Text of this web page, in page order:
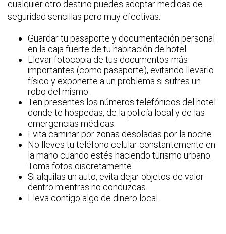
cualquier otro destino puedes adoptar medidas de
seguridad sencillas pero muy efectivas:
Guardar tu pasaporte y documentación personal
en la caja fuerte de tu habitación de hotel.
Llevar fotocopia de tus documentos más
importantes (como pasaporte), evitando llevarlo
físico y exponerte a un problema si sufres un
robo del mismo.
Ten presentes los números telefónicos del hotel
donde te hospedas, de la policía local y de las
emergencias médicas.
Evita caminar por zonas desoladas por la noche.
No lleves tu teléfono celular constantemente en
la mano cuando estés haciendo turismo urbano.
Toma fotos discretamente.
Si alquilas un auto, evita dejar objetos de valor
dentro mientras no conduzcas.
Lleva contigo algo de dinero local.